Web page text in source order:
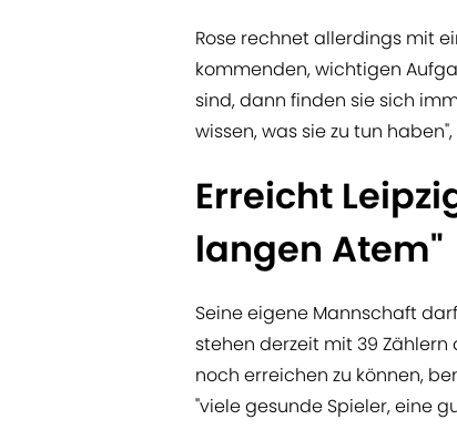
Rose rechnet allerdings mit
kommenden, wichtigen
sind, dann finden sie sich
wissen, was sie zu tun haben",
Erreicht
langen Atem"
Seine eigene Mannschaft
stehen derzeit mit 39
noch erreichen zu können,
"viele gesunde Spieler, eine